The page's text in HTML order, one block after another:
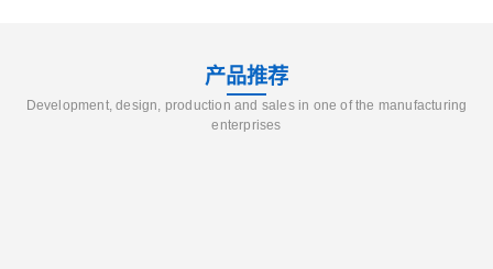
产品推荐
Development, design, production and sales in one of the manufacturing
enterprises